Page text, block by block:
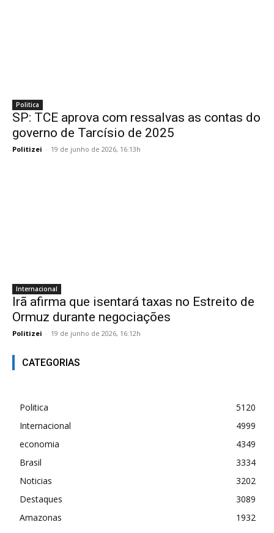
Politica
SP: TCE aprova com ressalvas as contas do
governo de Tarcísio de 2025
Politizei - 19 de junho de 2026, 16:13h
Internacional
Irã afirma que isentará taxas no Estreito de
Ormuz durante negociações
Politizei - 19 de junho de 2026, 16:12h
CATEGORIAS
Politica
5120
Internacional
4999
economia
4349
Brasil
3334
Noticias
3202
Destaques
3089
Amazonas
1932